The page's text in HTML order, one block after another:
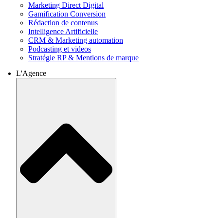
Marketing Direct Digital
Gamification Conversion
Rédaction de contenus
Intelligence Artificielle
CRM & Marketing automation
Podcasting et videos
Stratégie RP & Mentions de marque
L'Agence